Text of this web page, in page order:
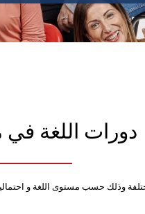
دورات اللغة
وذلك حسب مستوى اللغة و